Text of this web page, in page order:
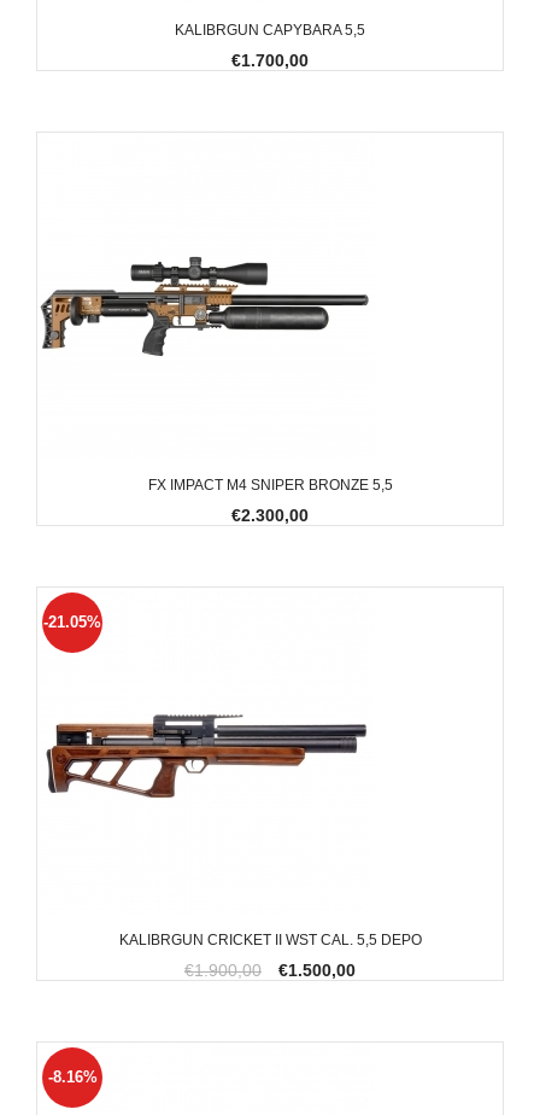
KALIBRGUN CAPYBARA 5,5
€1.700,00
FX IMPACT M4 SNIPER BRONZE 5,5
€2.300,00
KALIBRGUN CRICKET II WST CAL. 5,5 DEPO
-21.05%
€1.900,00 €1.500,00
-8.16%